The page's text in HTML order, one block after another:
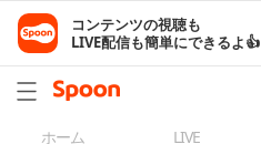
コンテンツの視聴も
LIVE配信も簡単にできるよ👍
ホーム LIVE